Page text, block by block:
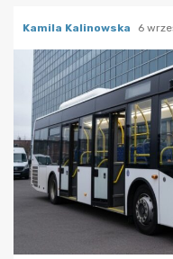
Kamila Kalinowska 6